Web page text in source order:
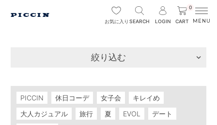
お気に入り SEARCH LOGIN
0
CART
絞り込む
PICCIN 休日コーデ 女子会
キレイめ
大人カジュアル
旅行 夏 EVOL
デート